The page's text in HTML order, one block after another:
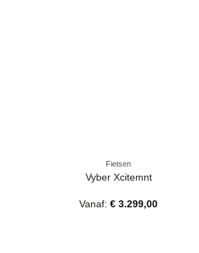
Fietsen
Vyber Xcitemnt
Vanaf: € 3.299,00